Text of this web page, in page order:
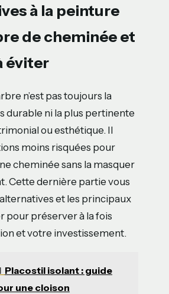
à la peinture
de cheminée et
éviter
n’est pas toujours la
durable ni la plus pertinente
ou esthétique. Il
moins risquées pour
cheminée sans la masquer
Cette dernière partie vous
et les principaux
pour préserver à la fois
et votre investissement.
Placostil isolant : guide
une cloison